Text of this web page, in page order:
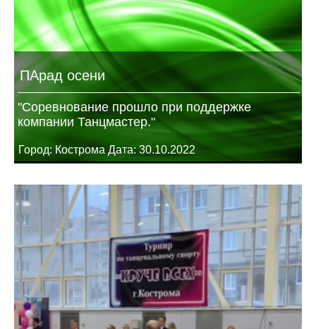
ПАрад осени
"Соревнование прошло при поддержке
компании Танцмастер."
Город: Кострома Дата: 30.10.2022